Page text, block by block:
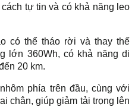
tự tin và có khả năng leo
có thể tháo rời và thay thế
lớn 360Wh, có khả năng di
20 km.
phía trên đầu, cùng với
chân, giúp giảm tải trọng lên